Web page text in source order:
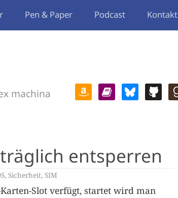
Pen & Paper Podcast Kontakt
machina
entsperren
, Sicherheit, SIM
Slot verfügt, startet wird man